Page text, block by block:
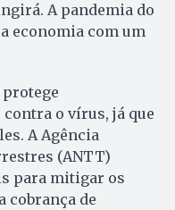
A pandemia do
economia com um
protege
o vírus, já que
A Agência
(ANTT)
para mitigar os
cobrança de